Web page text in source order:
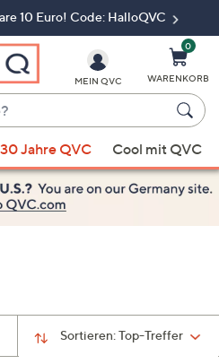
10 Euro! Code: HalloQVC
MEIN QVC
0
WARENKORB
30 Jahre QVC Cool mit QVC
Sortieren:Top-Treffer